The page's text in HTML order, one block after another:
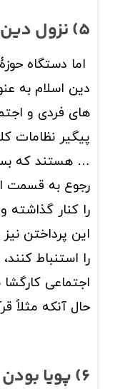
5) نزول دین برای دنیا است
اما دستگاه
دین اسلام به
های فردی و
پیگیر نظامات
… هستند که
رجوع به قسمت
را کنار
این پرداختن
را استنباط
اجتماعی کارگشا
حال آنکه مثلاً
6) پویا بودن فقه با وجود وحدت روش